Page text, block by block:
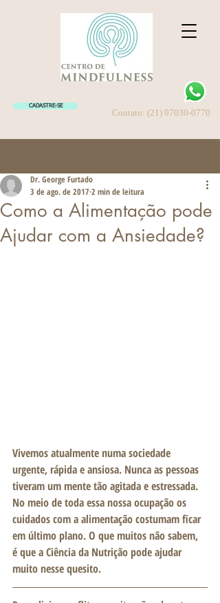
CADASTRE-SE
Contato: (21) 97030-0770
Como a Alimentação pode
Ajudar com a Ansiedade?
Dr. George Furtado
3 de ago. de 2017 2 min de leitura
Vivemos atualmente numa sociedade
urgente, rápida e ansiosa. Nunca as pessoas
tiveram um mente tão agitada e estressada.
No meio de toda essa nossa ocupação os
cuidados com a alimentação costumam ficar
em último plano. O que muitos não sabem,
é que a Ciência da Nutrição pode ajudar
muito nesse quesito.